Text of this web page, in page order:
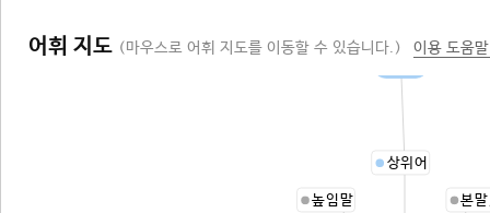
어휘 지도 (마우스로 어휘 지도를 이동할 수 있습니다.) 이용 도움
상위어
본
높임말